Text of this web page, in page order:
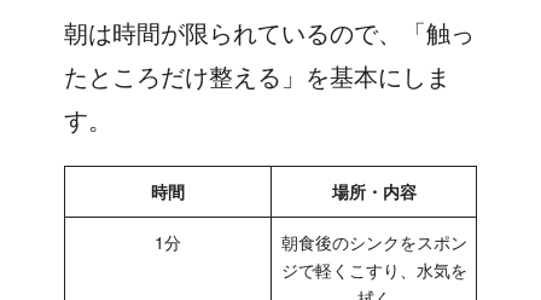
朝は時間が限られているので、「触っ
たところだけ整える」を基本にしま
す。
時間 場所・内容
1分
朝食後のシンクをスポン
ジで軽くこすり、水気を